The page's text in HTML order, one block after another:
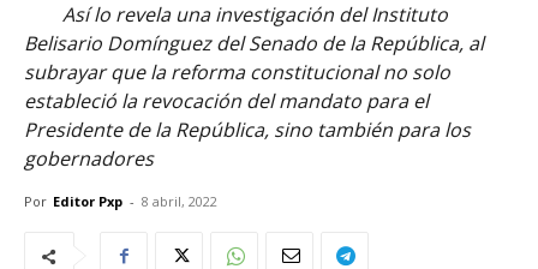
Así lo revela una investigación del Instituto
Belisario Domínguez del Senado de la República, al
subrayar que la reforma constitucional no solo
estableció la revocación del mandato para el
Presidente de la República, sino también para los
gobernadores
Por Editor Pxp - 8 abril, 2022